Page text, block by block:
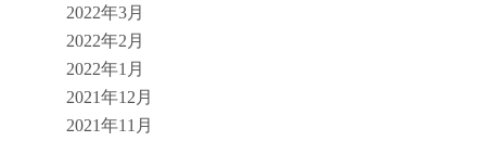
2022年3月
2022年2月
2022年1月
2021年12月
2021年11月